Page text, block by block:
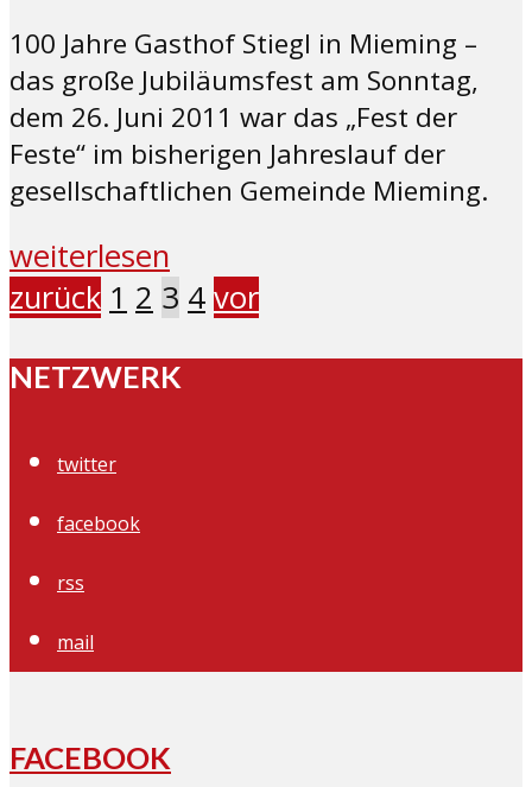
100 Jahre Gasthof Stiegl in Mieming –
das große Jubiläumsfest am Sonntag,
dem 26. Juni 2011 war das „Fest der
Feste“ im bisherigen Jahreslauf der
gesellschaftlichen Gemeinde Mieming.
weiterlesen
zurück 1 2 3 4 vor
NETZWERK
twitter
facebook
rss
mail
FACEBOOK